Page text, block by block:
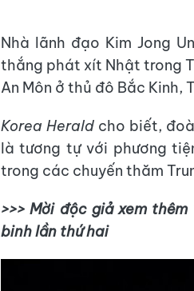
Nhà lãnh đạo Kim Jong
thắng phát xít Nhật trong
An Môn ở thủ đô Bắc Kinh,
Korea Herald cho biết,
là tương tự với phương
trong các chuyến thăm
>>> Mời độc giả xem
binh lần thứ hai